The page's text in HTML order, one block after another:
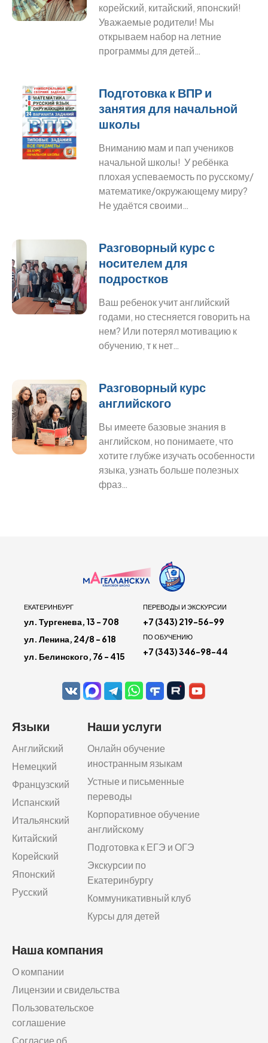
корейский, китайский, японский!
Уважаемые родители! Мы
открываем набор на летние
программы для детей…
Подготовка к ВПР и
занятия для начальной
школы
Вниманию мам и пап учеников
начальной школы! У ребёнка
плохая успеваемость по русскому/
математике/окружающему миру?
Не удаётся своими…
Разговорный курс с
носителем для
подростков
Ваш ребенок учит английский
годами, но стесняется говорить на
нем? Или потерял мотивацию к
обучению, т к нет…
Разговорный курс
английского
Вы имеете базовые знания в
английском, но понимаете, что
хотите глубже изучать особенности
языка, узнать больше полезных
фраз…
ЕКАТЕРИНБУРГ
ул. Тургенева, 13 - 708
ул. Ленина, 24/8 - 618
ул. Белинского, 76 - 415
ПЕРЕВОДЫ И ЭКСКУРСИИ
+7 (343) 219-56-99
ПО ОБУЧЕНИЮ
+7 (343) 346-98-44
Языки
Английский
Немецкий
Французский
Испанский
Итальянский
Китайский
Корейский
Японский
Русский
Наши услуги
Онлайн обучение
иностранным языкам
Устные и письменные
переводы
Корпоративное обучение
английскому
Подготовка к ЕГЭ и ОГЭ
Экскурсии по
Екатеринбургу
Коммуникативный клуб
Курсы для детей
Наша компания
О компании
Лицензии и свидельства
Пользовательское
соглашение
Согласие об